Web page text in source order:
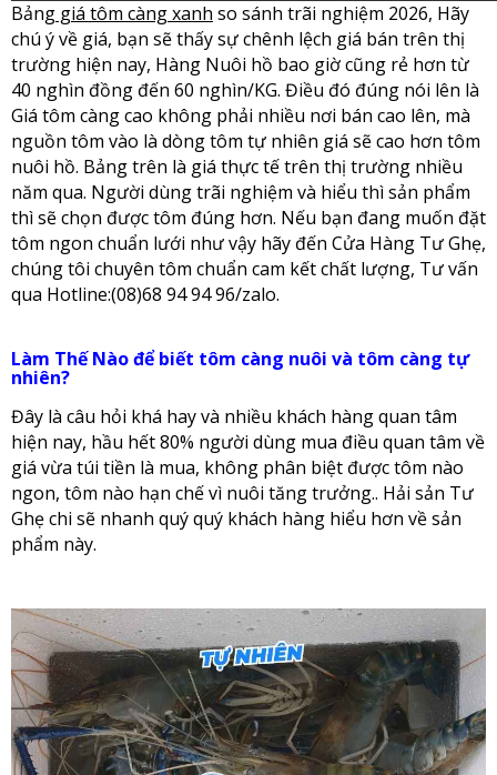
Bảng giá tôm càng xanh so sánh trãi nghiệm 2026, Hãy
chú ý về giá, bạn sẽ thấy sự chênh lệch giá bán trên thị
trường hiện nay, Hàng Nuôi hồ bao giờ cũng rẻ hơn từ
40 nghìn đồng đến 60 nghìn/KG. Điều đó đúng nói lên là
Giá tôm càng cao không phải nhiều nơi bán cao lên, mà
nguồn tôm vào là dòng tôm tự nhiên giá sẽ cao hơn tôm
nuôi hồ. Bảng trên là giá thực tế trên thị trường nhiều
năm qua. Người dùng trãi nghiệm và hiểu thì sản phẩm
thì sẽ chọn được tôm đúng hơn. Nếu bạn đang muốn đặt
tôm ngon chuẩn lưới như vậy hãy đến Cửa Hàng Tư Ghẹ,
chúng tôi chuyên tôm chuẩn cam kết chất lượng, Tư vấn
qua Hotline:(08)68 94 94 96/zalo.
Làm Thế Nào để biết tôm càng nuôi và tôm càng tự
nhiên?
Đây là câu hỏi khá hay và nhiều khách hàng quan tâm
hiện nay, hầu hết 80% người dùng mua điều quan tâm về
giá vừa túi tiền là mua, không phân biệt được tôm nào
ngon, tôm nào hạn chế vì nuôi tăng trưởng.. Hải sản Tư
Ghẹ chi sẽ nhanh quý quý khách hàng hiểu hơn về sản
phẩm này.